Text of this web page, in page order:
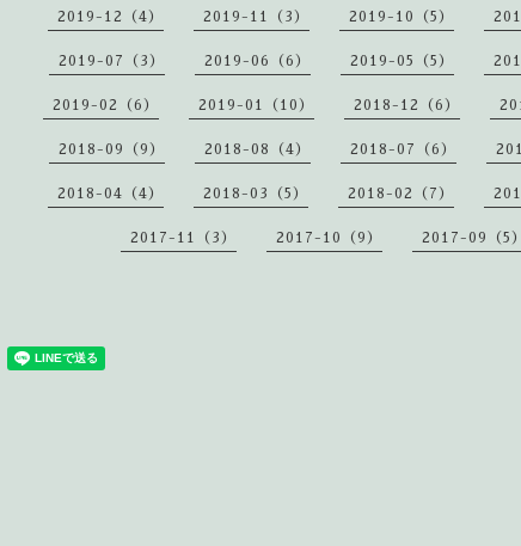
2019-12（4） 2019-11（3） 2019-10（5）
2019-07（3） 2019-06（6） 2019-05（5）
2019-02（6） 2019-01（10） 2018-12（6）
2018-09（9） 2018-08（4） 2018-07（6）
2018-04（4） 2018-03（5） 2018-02（7）
2017-11（3） 2017-10（9） 2017-09（5